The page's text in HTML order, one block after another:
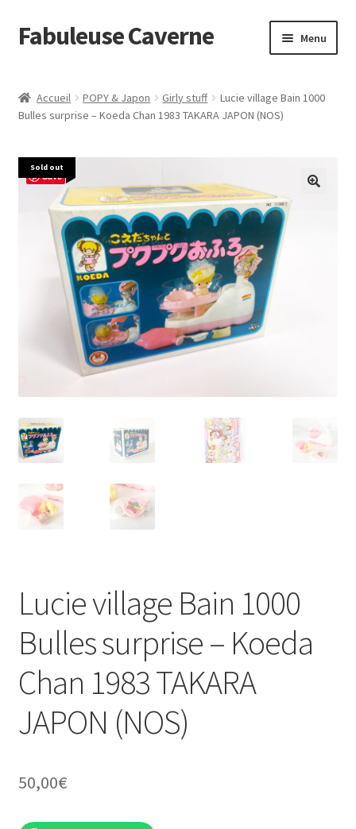
Aller
à
navigation
Aller
au
Fabuleuse Caverne Menu
En boutique
enfant
Superflat Museum Murakami
En réapprovisionnement
Accueil POPY & Japon Girly stuff
Lucie village Bain 1000
Bulles surprise – Koeda Chan 1983 TAKARA JAPON (NOS)
Sold out
Save
Lucie village Bain 1000
Bulles surprise – Koeda
Chan 1983 TAKARA
JAPON (NOS)
50,00€